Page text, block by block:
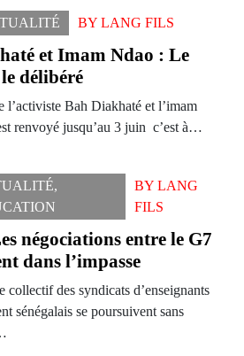
BY LANG FILS
et Imam Ndao : Le
délibéré
l’activiste Bah Diakhaté et l’imam
renvoyé jusqu’au 3 juin c’est à…
,
BYLANG
FILS
négociations entre le G7
dans l’impasse
collectif des syndicats d’enseignants
sénégalais se poursuivent sans